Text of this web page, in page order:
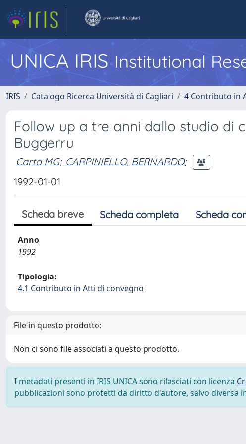
UNICA IRISInstitutional
IRIS Catalogo Ricerca Università di Cagliari 4 Contributo in
Follow up a tre anni dallo studio di
Buggerru
Carta MG; CARPINIELLO, BERNARDO;
1992-01-01
Scheda breve Scheda completa Scheda
Anno
1992
Tipologia:
4.1 Contributo in Atti di convegno
File in questo prodotto:
Non ci sono file associati a questo prodotto.
I metadati presenti in IRIS UNICA sono rilasciati con licenza
pubblicazioni sono protetti da diritto d'autore, salvo diversa